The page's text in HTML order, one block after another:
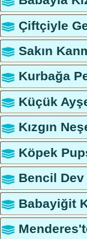
Çiftçiyle
Sakın
Kurbağa
Küçük
Kızgın
Köpek
Bencil Dev
Babayiğit